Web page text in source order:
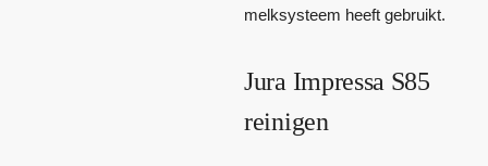
melksysteem heeft gebruikt.
Jura Impressa S85
reinigen